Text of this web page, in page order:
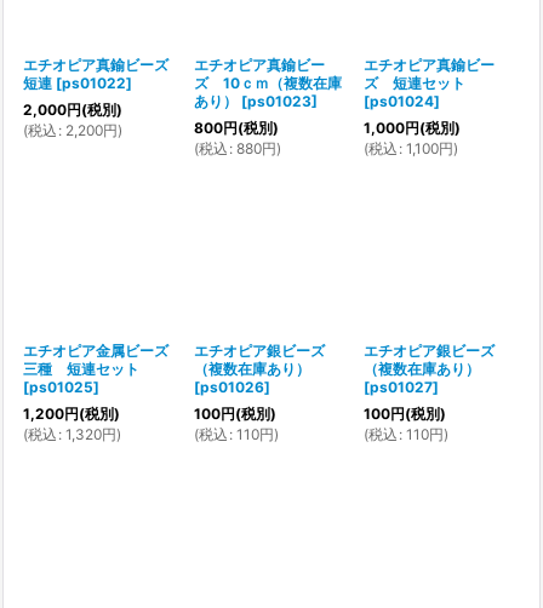
エチオピア真鍮ビーズ
短連 [ps01022]
2,000円(税別)
(税込 : 2,200円)
エチオピア真鍮ビー
ズ 10ｃｍ（複数在庫
あり）
[ps01023]
800円(税別)
(税込 : 880円)
エチオピア真鍮ビー
ズ 短連セット
[ps01024]
1,000円(税別)
(税込 : 1,100円)
エチオピア金属ビーズ
三種 短連セット
[ps01025]
1,200円(税別)
(税込 : 1,320円)
エチオピア銀ビーズ
（複数在庫あり）
[ps01026]
100円(税別)
(税込 : 110円)
エチオピア銀ビーズ
（複数在庫あり）
[ps01027]
100円(税別)
(税込 : 110円)